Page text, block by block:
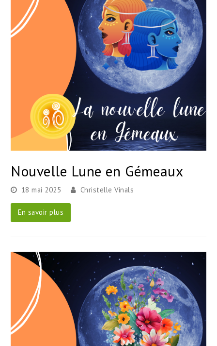
Nouvelle Lune en Gémeaux
18 mai 2025 Christelle Vinals
En savoir plus